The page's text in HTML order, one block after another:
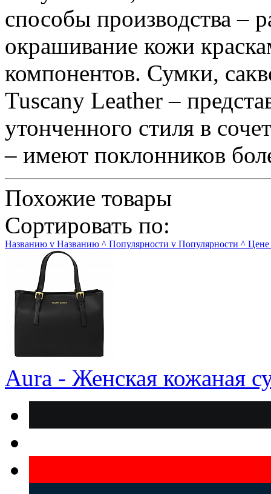
способы производства –
окрашивание кожи
компонентов. Сумки,
Tuscany Leather –
утонченного стиля в
– имеют поклонников
Похожие товары
Сортировать по:
Названию v Названию ^ Популярности v Популярности ^ Цене
Aura - Женская кожаная